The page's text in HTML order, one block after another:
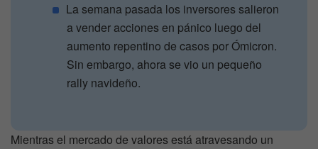
La semana pasada los inversores salieron
a vender acciones en pánico luego del
aumento repentino de casos por Ómicron.
Sin embargo, ahora se vio un pequeño
rally navideño.
Mientras el mercado de valores está atravesando un